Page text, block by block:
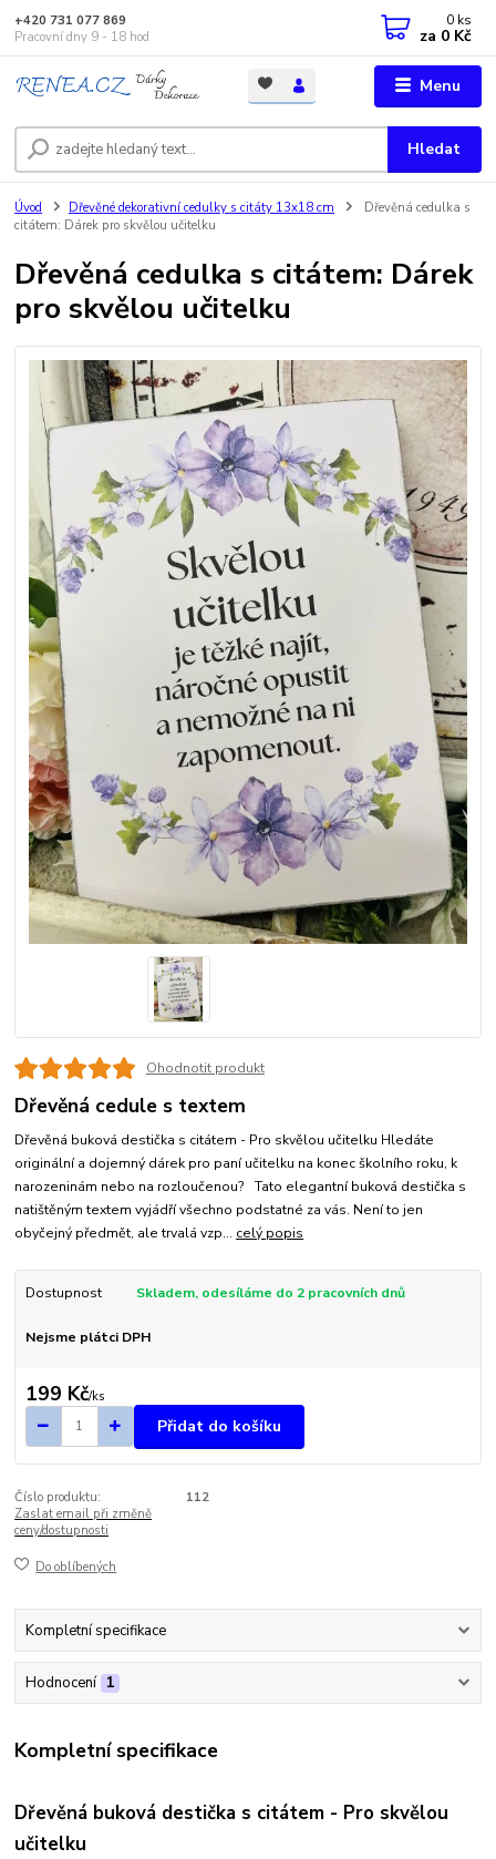
Menu
Hledat
+420 731 077 869
Pracovní dny 9 - 18 hod
0 ks
za 0 Kč
Úvod Dřevěné dekorativní cedulky s citáty 13x18 cm
Dřevěná cedulka s
citátem: Dárek pro skvělou učitelku
Dřevěná cedulka s citátem: Dárek
pro skvělou učitelku
Ohodnotit produkt
Dřevěná cedule s textem
Dřevěná buková destička s citátem - Pro skvělou učitelku Hledáte
originální a dojemný dárek pro paní učitelku na konec školního roku, k
narozeninám nebo na rozloučenou? Tato elegantní buková destička s
natištěným textem vyjádří všechno podstatné za vás. Není to jen
obyčejný předmět, ale trvalá vzp... celý popis
Dostupnost Skladem, odesíláme do 2 pracovních dnů
Nejsme plátci DPH
199 Kč/ks
Přidat do košíku
Číslo produktu:
112
Zaslat email při změně
ceny/dostupnosti
Do oblíbených
Kompletní specifikace
Hodnocení 1
Kompletní specifikace
Dřevěná buková destička s citátem - Pro skvělou
učitelku